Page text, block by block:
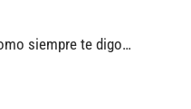
siempre te digo…